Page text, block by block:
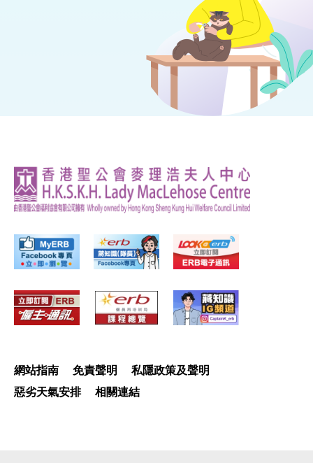
網站指南 免責聲明
私隱政策及聲明
惡劣天氣安排
相關連結